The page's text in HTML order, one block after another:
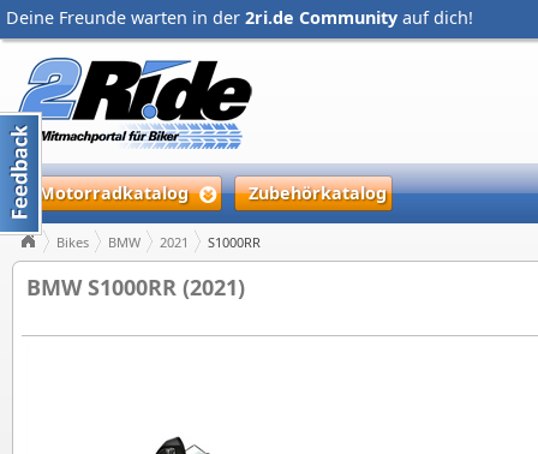
Deine Freunde warten in der 2ri.de Community auf dich!
Motorradkatalog Zubehörkatalog
Bikes BMW 2021 S1000RR
BMW S1000RR (2021)